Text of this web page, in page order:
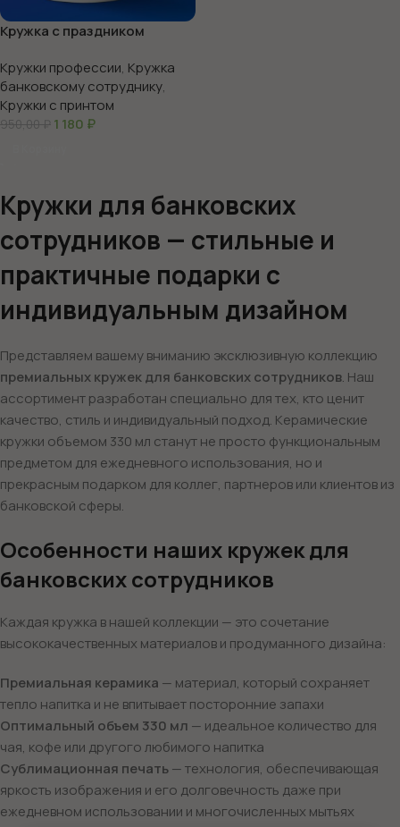
Кружка с праздником
Кружки профессии, Кружка
банковскому сотруднику,
Кружки с принтом
950,00₽ 1 180 ₽
Кружки для банковских
сотрудников — стильные и
практичные подарки с
индивидуальным дизайном
Представляем вашему вниманию эксклюзивную коллекцию
премиальных кружек для банковских сотрудников. Наш
ассортимент разработан специально для тех, кто ценит
качество, стиль и индивидуальный подход. Керамические
кружки объемом 330 мл станут не просто функциональным
предметом для ежедневного использования, но и
прекрасным подарком для коллег, партнеров или клиентов из
банковской сферы.
Особенности наших кружек для
банковских сотрудников
Каждая кружка в нашей коллекции — это сочетание
высококачественных материалов и продуманного дизайна:
Премиальная керамика — материал, который сохраняет
тепло напитка и не впитывает посторонние запахи
Оптимальный объем 330 мл — идеальное количество для
чая, кофе или другого любимого напитка
Сублимационная печать— технология, обеспечивающая
яркость изображения и его долговечность даже при
ежедневном использовании и многочисленных мытьях